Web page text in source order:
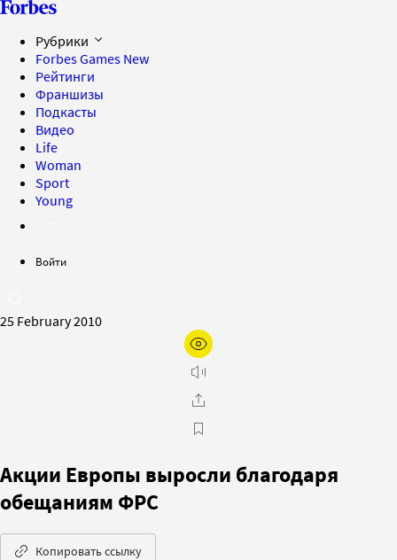
Рубрики
Forbes Games New
Рейтинги
Франшизы
Подкасты
Видео
Life
Woman
Sport
Young
Войти
25 February 2010
Акции Европы выросли благодаря
обещаниям ФРС
Копировать ссылку